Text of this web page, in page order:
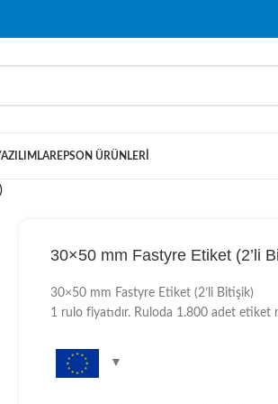
EPSON ÜRÜNLERI
30×50 mm Fastyre Etiket (2’li
30×50 mm Fastyre Etiket (2’li Bitişik)
1 rulo fiyatıdır. Ruloda 1.800 adet etiket